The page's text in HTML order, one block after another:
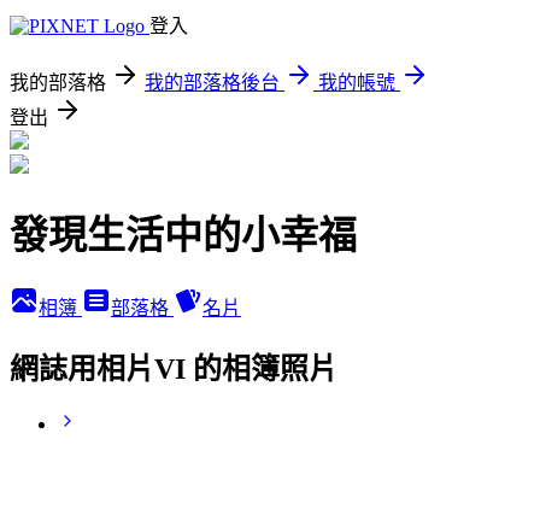
登入
我的部落格 我的部落格後台
我的帳號
登出
發現生活中的小幸福
相簿 部落格 名片
網誌用相片VI 的相簿照片